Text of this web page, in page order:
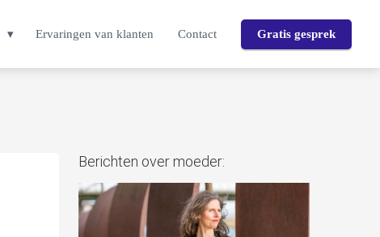
Ervaringen van klanten Contact Gratis gesprek
Berichten over moeder: